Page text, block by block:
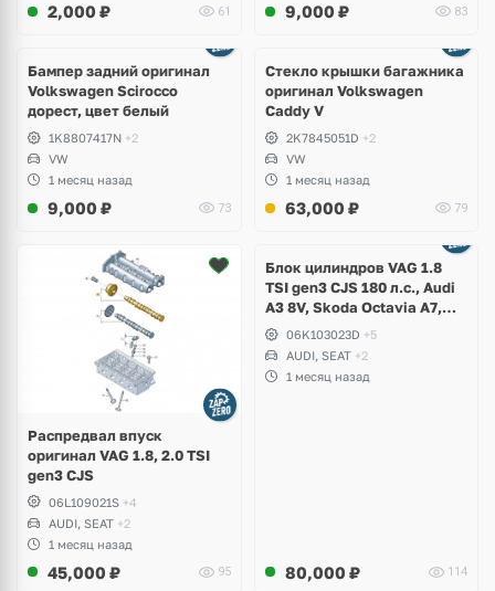
2,000 ₽ 61 9,000 ₽ 83
Бампер задний оригинал
Volkswagen Scirocco
дорест, цвет белый
1K8807417N +2
VW
1 месяц назад
9,000 ₽ 73
Стекло крышки багажника
оригинал Volkswagen
Caddy V
2K7845051D +2
VW
1 месяц назад
63,000 ₽ 79
Распредвал впуск
оригинал VAG 1.8, 2.0 TSI
gen3 CJS
06L109021S +4
AUDI, SEAT +2
1 месяц назад
45,000 ₽ 95
2 фото
Блок цилиндров VAG 1.8
TSI gen3 CJS 180 л.с., Audi
A3 8V, Skoda Octavia A7,
Superb, Volkswagen Passat
B8, Golf VII Alltrack, Seat
Leon
06K103023D +5
AUDI, SEAT +2
1 месяц назад
80,000 ₽ 114